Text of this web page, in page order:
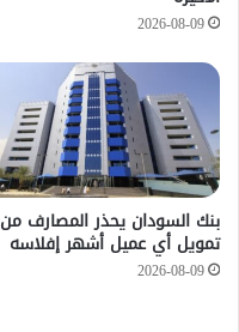
2026-08-09
بنك السودان يحذر المصارف من
تمويل أي عميل أشهر إفلاسه
2026-08-09